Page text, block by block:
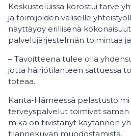
Keskusteluissa korostui tarve
ja toimijoiden väliselle
näyttäydy erillisenä
palvelujärjestelmän toimintaa
– Tavoitteena tulee olla
jotta häiriötilanteen sattuessa
toteaa.
Kanta-Hämeessä pelastustoimi
terveyspalvelut toimivat saman
mikä on tiivistänyt käytännön
tilannekuvan muodostamista.